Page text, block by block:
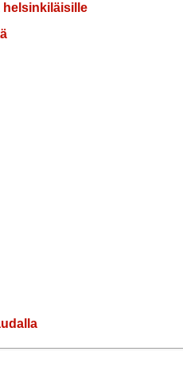
helsinkiläisille